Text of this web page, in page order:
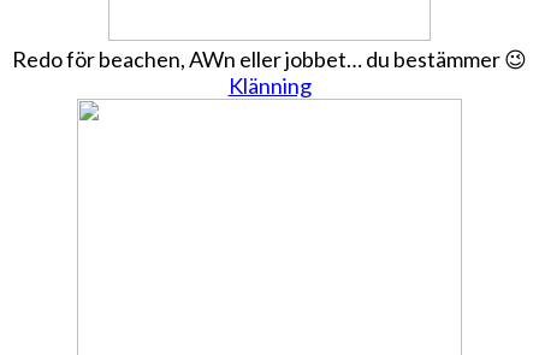
Redo för beachen, AWn eller jobbet… du bestämmer 😉
Klänning